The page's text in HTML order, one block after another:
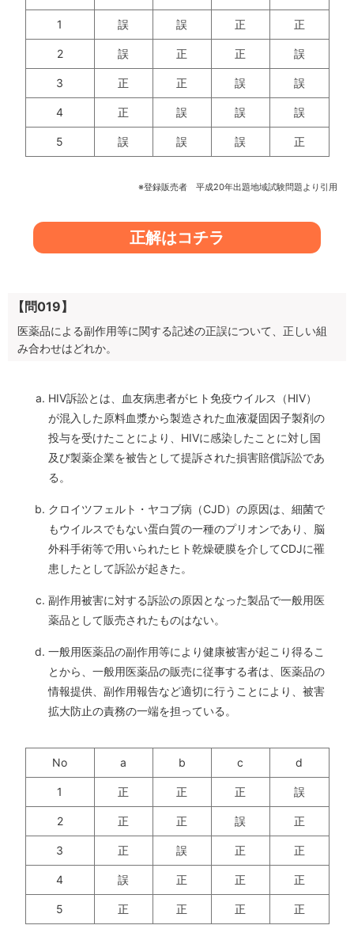
1 誤 誤 正 正
2 誤 正 正 誤
3 正 正 誤 誤
4 正 誤 誤 誤
5 誤 誤 誤 正
※登録販売者 平成20年出題地域試験問題より引用
正解はコチラ
【問019】
医薬品による副作用等に関する記述の正誤について、正しい組
み合わせはどれか。
HIV訴訟とは、血友病患者がヒト免疫ウイルス（HIV）
が混入した原料血漿から製造された血液凝固因子製剤の
投与を受けたことにより、HIVに感染したことに対し国
及び製薬企業を被告として提訴された損害賠償訴訟であ
る。
クロイツフェルト・ヤコブ病（CJD）の原因は、細菌で
もウイルスでもない蛋白質の一種のプリオンであり、脳
外科手術等で用いられたヒト乾燥硬膜を介してCDJに罹
患したとして訴訟が起きた。
副作用被害に対する訴訟の原因となった製品で一般用医
薬品として販売されたものはない。
一般用医薬品の副作用等により健康被害が起こり得るこ
とから、一般用医薬品の販売に従事する者は、医薬品の
情報提供、副作用報告など適切に行うことにより、被害
拡大防止の責務の一端を担っている。
No a b c d
1 正 正 正 誤
2 正 正 誤 正
3 正 誤 正 正
4 誤 正 正 正
5 正 正 正 正